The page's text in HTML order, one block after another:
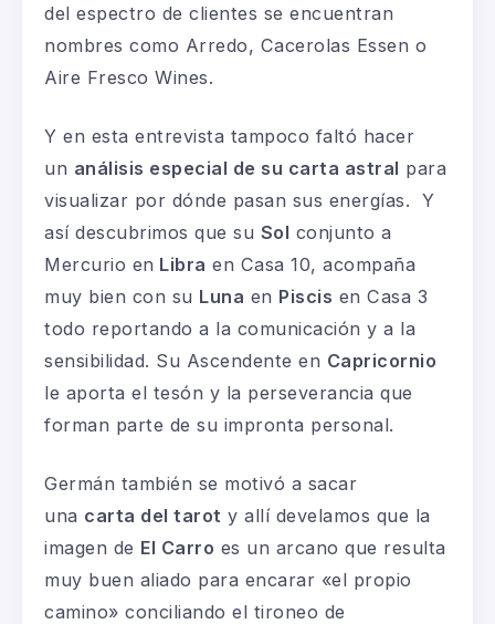
del espectro de clientes se encuentran
nombres como Arredo, Cacerolas Essen o
Aire Fresco Wines.
Y en esta entrevista tampoco faltó hacer
un análisis especial de su carta astral para
visualizar por dónde pasan sus energías. Y
así descubrimos que su Sol conjunto a
Mercurio en Libra en Casa 10, acompaña
muy bien con su Luna en Piscis en Casa 3
todo reportando a la comunicación y a la
sensibilidad. Su Ascendente en Capricornio
le aporta el tesón y la perseverancia que
forman parte de su impronta personal.
Germán también se motivó a sacar
una carta del tarot y allí develamos que la
imagen de El Carro es un arcano que resulta
muy buen aliado para encarar «el propio
camino» conciliando el tironeo de